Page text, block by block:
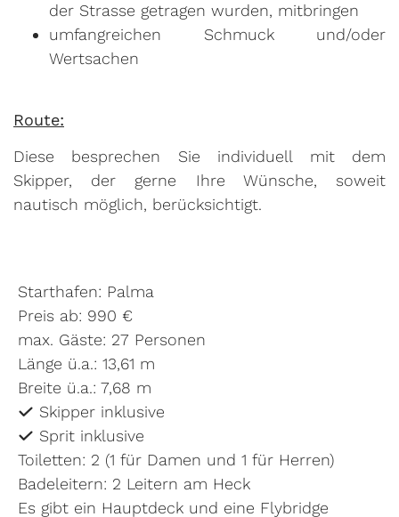
der Strasse getragen wurden, mitbringen
umfangreichen Schmuck und/oder
Wertsachen
Route:
Diese besprechen Sie individuell mit dem
Skipper, der gerne Ihre Wünsche, soweit
nautisch möglich, berücksichtigt.
Starthafen: Palma
Preis ab: 990 €
max. Gäste: 27 Personen
Länge ü.a.: 13,61 m
Breite ü.a.: 7,68 m
Skipper inklusive
Sprit inklusive
Toiletten: 2 (1 für Damen und 1 für Herren)
Badeleitern: 2 Leitern am Heck
Es gibt ein Hauptdeck und eine Flybridge